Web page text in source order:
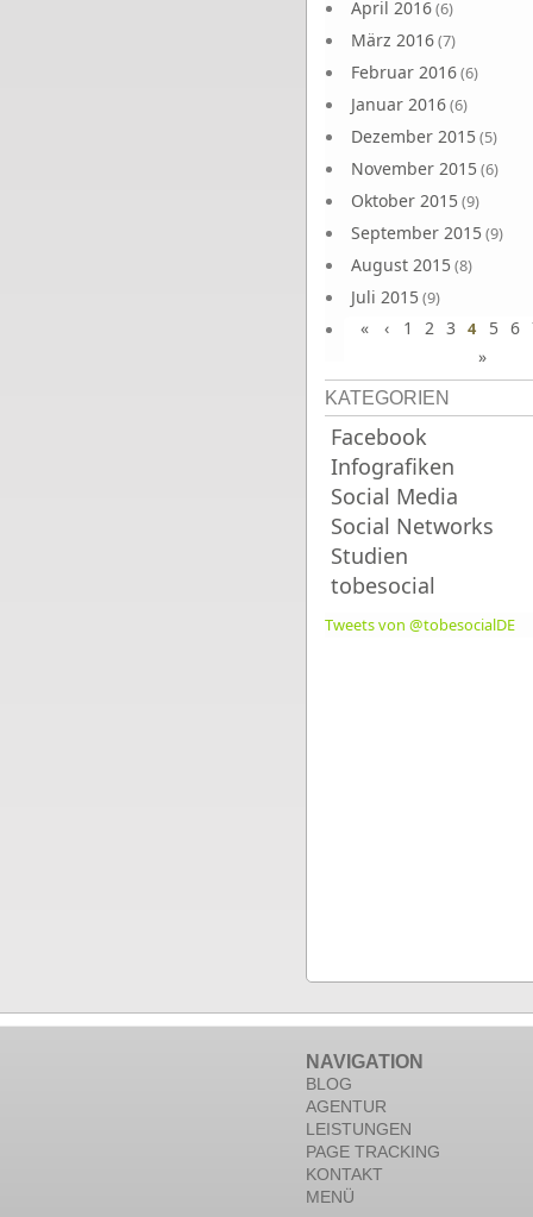
April 2016(6)
März 2016(7)
Februar 2016(6)
Januar 2016(6)
Dezember 2015(5)
November 2015(6)
Oktober 2015(9)
September 2015(9)
August 2015(8)
Juli 2015(9)
Juni 2015(9)
« ‹ 1 2 3 4 5 6
»
KATEGORIEN
Facebook
Infografiken
Social Media
Social Networks
Studien
tobesocial
Tweets von @tobesocialDE
NAVIGATION
BLOG
AGENTUR
LEISTUNGEN
PAGE TRACKING
KONTAKT
MENÜ